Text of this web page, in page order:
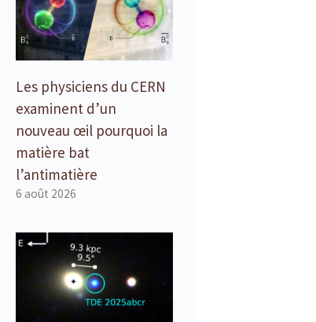
Les physiciens du CERN
examinent d’un
nouveau œil pourquoi la
matière bat
l’antimatière
6 août 2026